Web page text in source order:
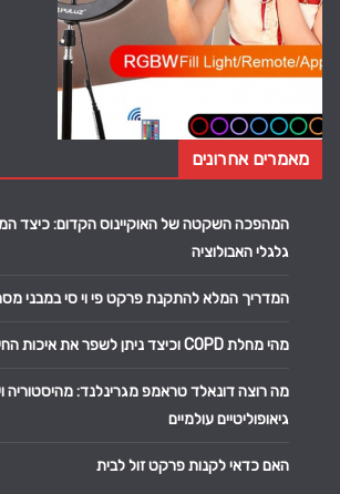
מאמרים אחרונים
המהפכה השקטה של האוקיינוס הקדום: כיצד
גלגלי האבולוציה
המדריך המלא להתקנת פרקט פי וי סי במבני
מהי מחלת COPD וכיצד ניתן לשפר את איכות החיים?
מה רוצה דונאלד טראמפ מגרינלנד: מהיסטוריה
גיאופוליטיים עולמיים
האם כדאי לקנות פרקט זול לבית